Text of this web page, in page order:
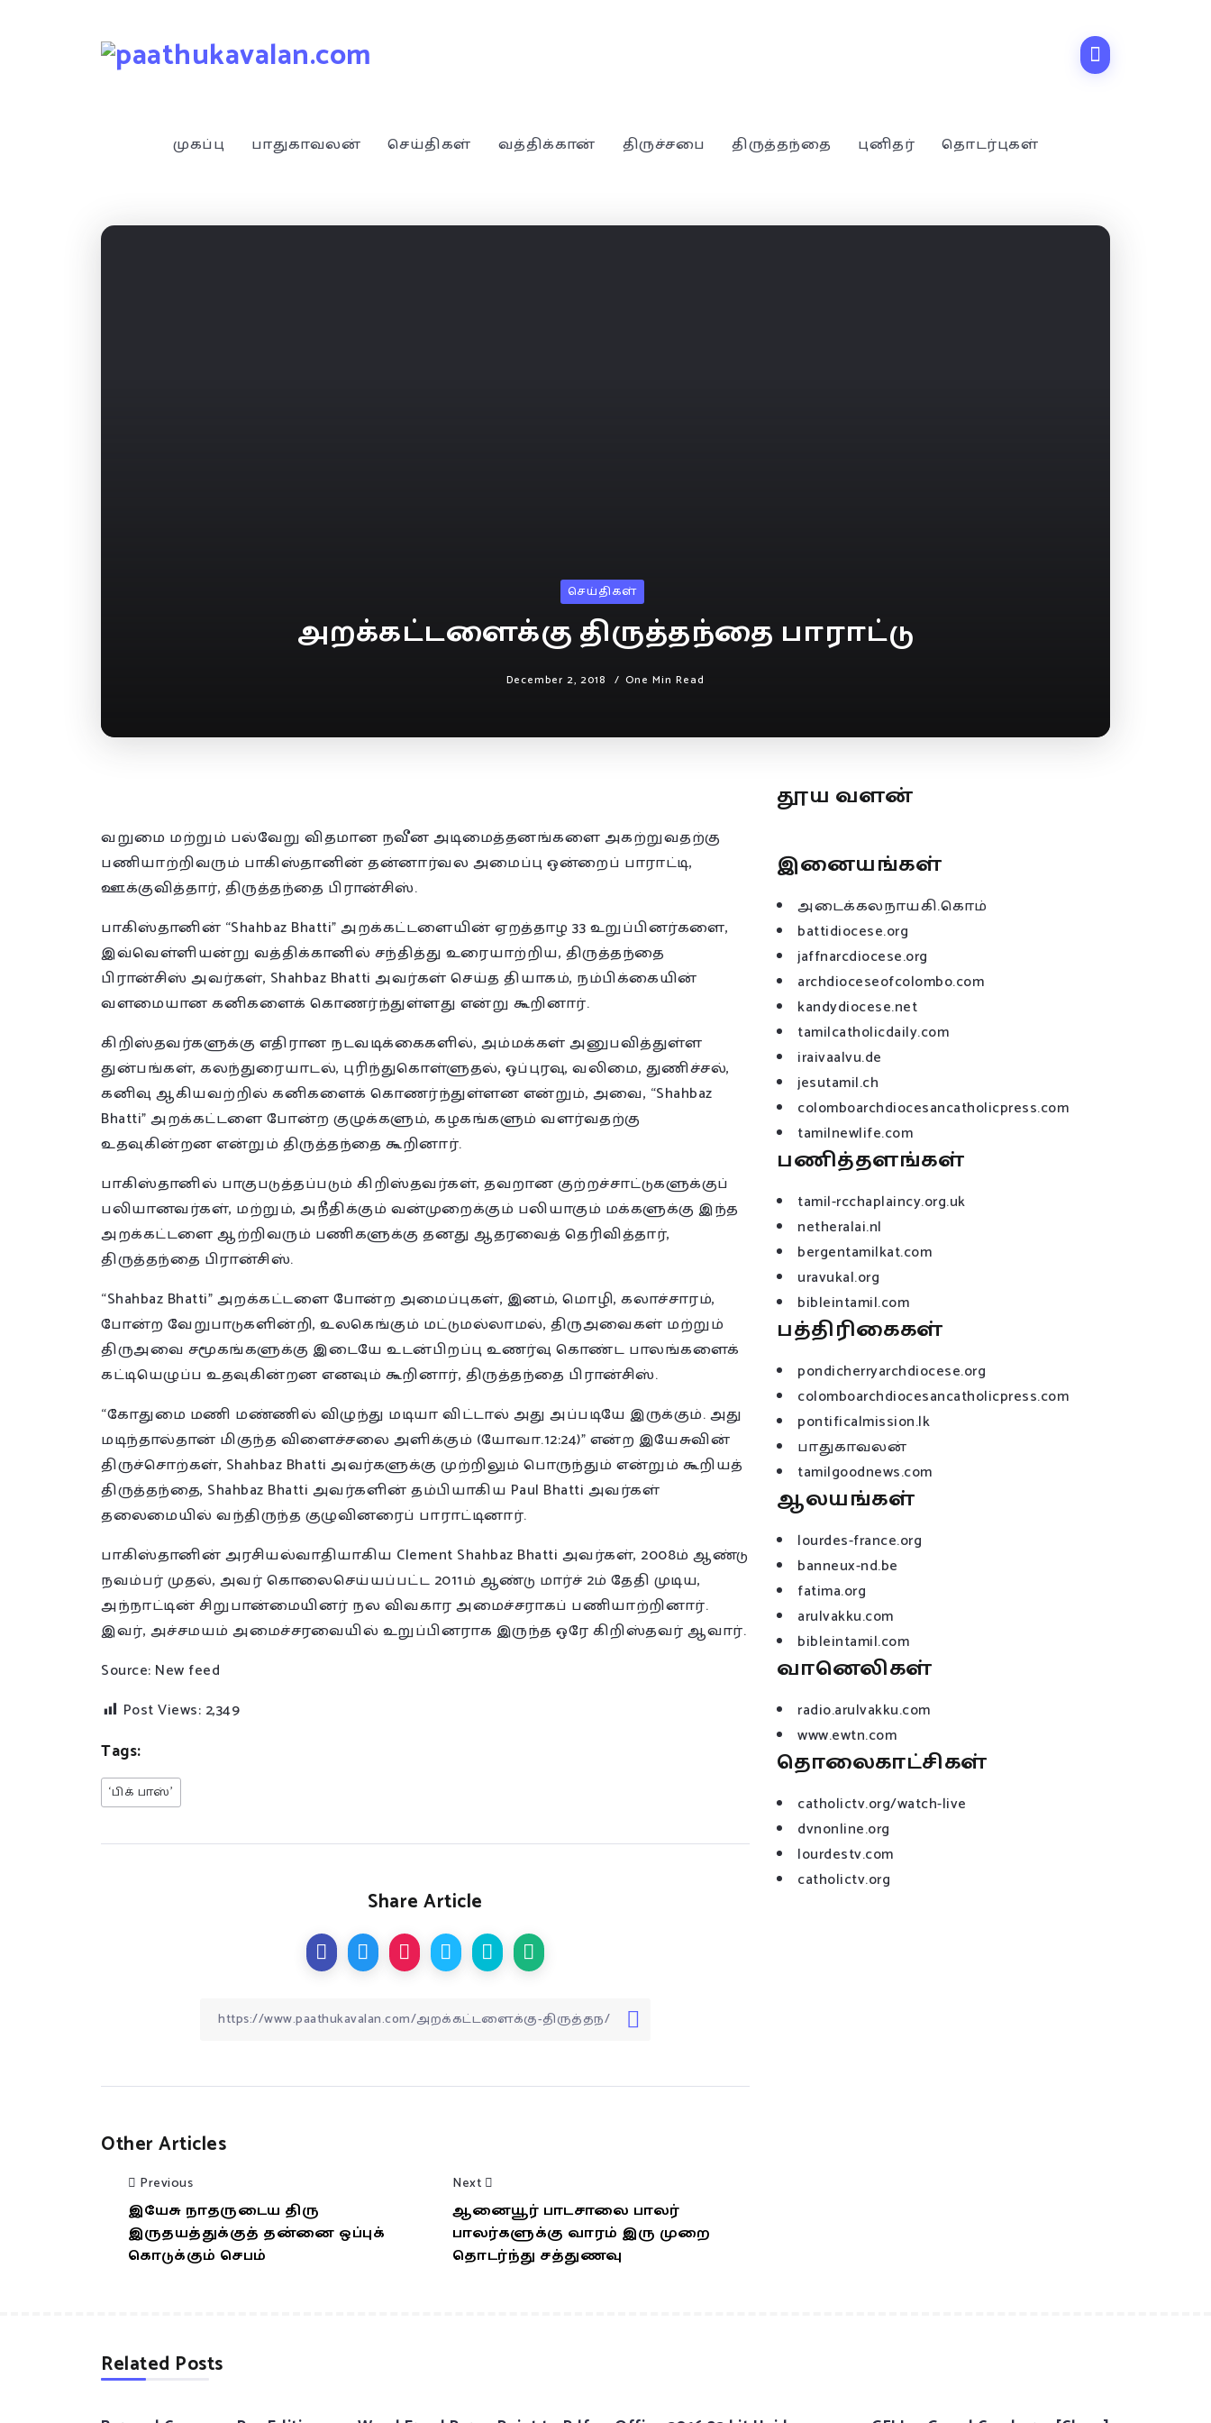
முகப்பு பாதுகாவலன் செய்திகள் வத்திக்கான் திருச்சபை திருத்தந்தை புனிதர் தொடர்புகள்
செய்திகள்
அறக்கட்டளைக்கு திருத்தந்தை பாராட்டு
December 2, 2018 One Min Read
வறுமை மற்றும் பல்வேறு விதமான நவீன அடிமைத்தனங்களை அகற்றுவதற்கு
பணியாற்றிவரும் பாகிஸ்தானின் தன்னார்வல அமைப்பு ஒன்றைப் பாராட்டி,
ஊக்குவித்தார், திருத்தந்தை பிரான்சிஸ்.
பாகிஸ்தானின் “Shahbaz Bhatti” அறக்கட்டளையின் ஏறத்தாழ 33 உறுப்பினர்களை,
இவ்வெள்ளியன்று வத்திக்கானில் சந்தித்து உரையாற்றிய, திருத்தந்தை
பிரான்சிஸ் அவர்கள், Shahbaz Bhatti அவர்கள் செய்த தியாகம், நம்பிக்கையின்
வளமையான கனிகளைக் கொணர்ந்துள்ளது என்று கூறினார்.
கிறிஸ்தவர்களுக்கு எதிரான நடவடிக்கைகளில், அம்மக்கள் அனுபவித்துள்ள
துன்பங்கள், கலந்துரையாடல், புரிந்துகொள்ளுதல், ஒப்புரவு, வலிமை, துணிச்சல்,
கனிவு ஆகியவற்றில் கனிகளைக் கொணர்ந்துள்ளன என்றும், அவை, “Shahbaz
Bhatti” அறக்கட்டளை போன்ற குழுக்களும், கழகங்களும் வளர்வதற்கு
உதவுகின்றன என்றும் திருத்தந்தை கூறினார்.
பாகிஸ்தானில் பாகுபடுத்தப்படும் கிறிஸ்தவர்கள், தவறான குற்றச்சாட்டுகளுக்குப்
பலியானவர்கள், மற்றும், அநீதிக்கும் வன்முறைக்கும் பலியாகும் மக்களுக்கு இந்த
அறக்கட்டளை ஆற்றிவரும் பணிகளுக்கு தனது ஆதரவைத் தெரிவித்தார்,
திருத்தந்தை பிரான்சிஸ்.
“Shahbaz Bhatti” அறக்கட்டளை போன்ற அமைப்புகள், இனம், மொழி, கலாச்சாரம்,
போன்ற வேறுபாடுகளின்றி, உலகெங்கும் மட்டுமல்லாமல், திருஅவைகள் மற்றும்
திருஅவை சமூகங்களுக்கு இடையே உடன்பிறப்பு உணர்வு கொண்ட பாலங்களைக்
கட்டியெழுப்ப உதவுகின்றன எனவும் கூறினார், திருத்தந்தை பிரான்சிஸ்.
“கோதுமை மணி மண்ணில் விழுந்து மடியா விட்டால் அது அப்படியே இருக்கும். அது
மடிந்தால்தான் மிகுந்த விளைச்சலை அளிக்கும் (யோவா.12:24)” என்ற இயேசுவின்
திருச்சொற்கள், Shahbaz Bhatti அவர்களுக்கு முற்றிலும் பொருந்தும் என்றும் கூறியத்
திருத்தந்தை, Shahbaz Bhatti அவர்களின் தம்பியாகிய Paul Bhatti அவர்கள்
தலைமையில் வந்திருந்த குழுவினரைப் பாராட்டினார்.
பாகிஸ்தானின் அரசியல்வாதியாகிய Clement Shahbaz Bhatti அவர்கள், 2008ம் ஆண்டு
நவம்பர் முதல், அவர் கொலைசெய்யப்பட்ட 2011ம் ஆண்டு மார்ச் 2ம் தேதி முடிய,
அந்நாட்டின் சிறுபான்மையினர் நல விவகார அமைச்சராகப் பணியாற்றினார்.
இவர், அச்சமயம் அமைச்சரவையில் உறுப்பினராக இருந்த ஒரே கிறிஸ்தவர் ஆவார்.
Source: New feed
Post Views: 2,349
Tags:
‘பிக் பாஸ்’
Share Article
Other Articles
Previous
இயேசு நாதருடைய திரு
இருதயத்துக்குத் தன்னை ஒப்புக்
கொடுக்கும் செபம்
Next
ஆனையூர் பாடசாலை பாலர்
பாலர்களுக்கு வாரம் இரு முறை
தொடர்ந்து சத்துணவு
தூய வளன்
இனையங்கள்
அடைக்கலநாயகி.கொம்
battidiocese.org
jaffnarcdiocese.org
archdioceseofcolombo.com
kandydiocese.net
tamilcatholicdaily.com
iraivaalvu.de
jesutamil.ch
colomboarchdiocesancatholicpress.com
tamilnewlife.com
பணித்தளங்கள்
tamil-rcchaplaincy.org.uk
netheralai.nl
bergentamilkat.com
uravukal.org
bibleintamil.com
பத்திரிகைகள்
pondicherryarchdiocese.org
colomboarchdiocesancatholicpress.com
pontificalmission.lk
பாதுகாவலன்
tamilgoodnews.com
ஆலயங்கள்
lourdes-france.org
banneux-nd.be
fatima.org
arulvakku.com
bibleintamil.com
வானெலிகள்
radio.arulvakku.com
www.ewtn.com
தொலைகாட்சிகள்
catholictv.org/watch-live
dvnonline.org
lourdestv.com
catholictv.org
Related Posts